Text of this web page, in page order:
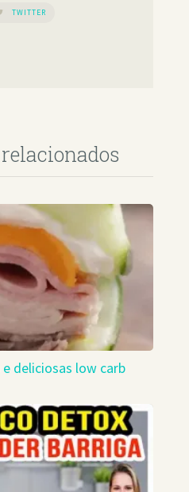
TWITTER
deliciosas low carb